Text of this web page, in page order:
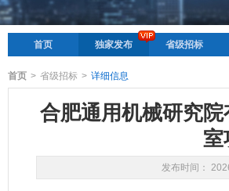
首页 独家发布 省级招标
首页 > 省级招标 > 详细信息
合肥通用机械研究
室
发布时间：